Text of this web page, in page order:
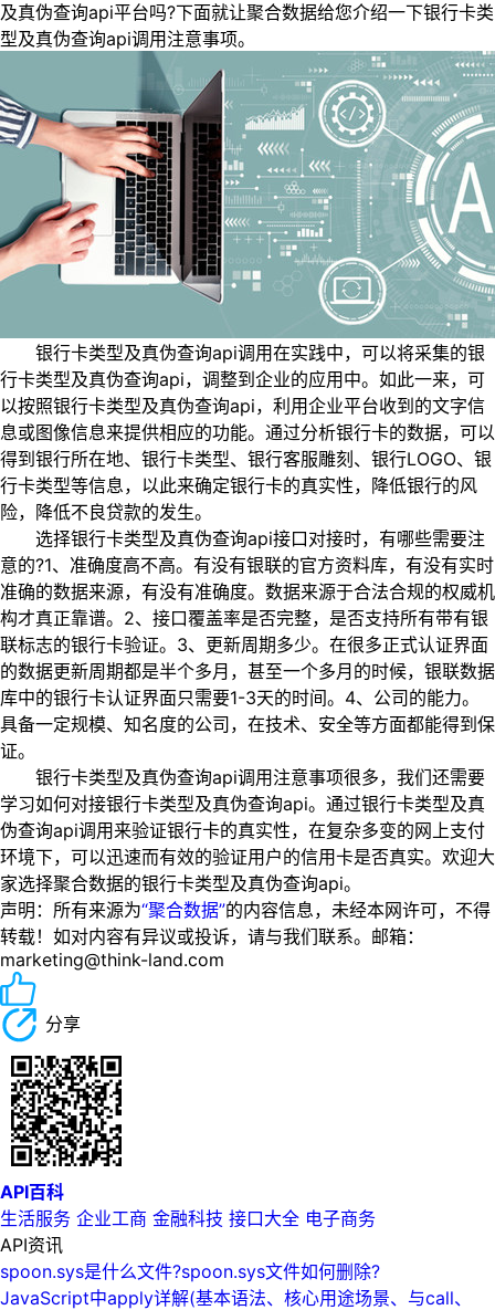
及真伪查询api平台吗?下面就让聚合数据给您介绍一下银行卡类
型及真伪查询api调用注意事项。
银行卡类型及真伪查询api调用在实践中，可以将采集的银
行卡类型及真伪查询api，调整到企业的应用中。如此一来，可
以按照银行卡类型及真伪查询api，利用企业平台收到的文字信
息或图像信息来提供相应的功能。通过分析银行卡的数据，可以
得到银行所在地、银行卡类型、银行客服雕刻、银行LOGO、银
行卡类型等信息，以此来确定银行卡的真实性，降低银行的风
险，降低不良贷款的发生。
选择银行卡类型及真伪查询api接口对接时，有哪些需要注
意的?1、准确度高不高。有没有银联的官方资料库，有没有实时
准确的数据来源，有没有准确度。数据来源于合法合规的权威机
构才真正靠谱。2、接口覆盖率是否完整，是否支持所有带有银
联标志的银行卡验证。3、更新周期多少。在很多正式认证界面
的数据更新周期都是半个多月，甚至一个多月的时候，银联数据
库中的银行卡认证界面只需要1-3天的时间。4、公司的能力。
具备一定规模、知名度的公司，在技术、安全等方面都能得到保
证。
银行卡类型及真伪查询api调用注意事项很多，我们还需要
学习如何对接银行卡类型及真伪查询api。通过银行卡类型及真
伪查询api调用来验证银行卡的真实性，在复杂多变的网上支付
环境下，可以迅速而有效的验证用户的信用卡是否真实。欢迎大
家选择聚合数据的银行卡类型及真伪查询api。
声明：所有来源为“聚合数据”的内容信息，未经本网许可，不得
转载！如对内容有异议或投诉，请与我们联系。邮箱：
marketing@think-land.com
分享
API百科
生活服务 企业工商 金融科技 接口大全 电子商务
API资讯
spoon.sys是什么文件?spoon.sys文件如何删除?
JavaScript中apply详解(基本语法、核心用途场景、与call、